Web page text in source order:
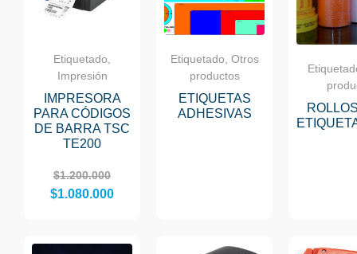
Etiquetado,
Impresión
IMPRESORA
PARA CÓDIGOS
DE BARRA TSC
TE200
$1.200.000
$1.080.000
Etiquetado, Otros
productos
ETIQUETAS
ADHESIVAS